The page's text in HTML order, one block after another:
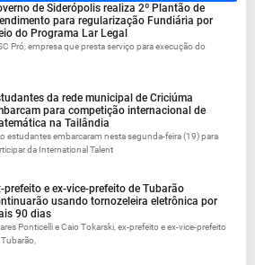
de Siderópolis realiza 2º Plantão de
para regularização Fundiária por
do Programa Lar Legal
Pró, empresa que presta serviço para execução do
da rede municipal de Criciúma
para competição internacional de
na Tailândia
estudantes embarcaram nesta segunda-feira (19) para
da International Talent
prefeito e ex-vice-prefeito de Tubarão
usando tornozeleira eletrônica por
90 dias
Ponticelli e Caio Tokarski, ex-prefeito e ex-vice-prefeito